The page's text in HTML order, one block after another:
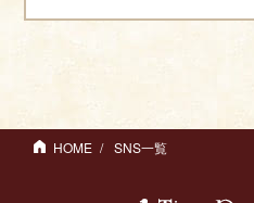
HOME SNS一覧